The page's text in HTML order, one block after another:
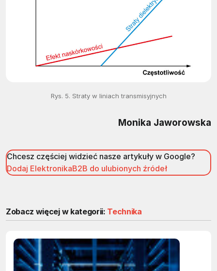
Rys. 5. Straty w liniach transmisyjnych
Monika Jaworowska
Chcesz częściej widzieć nasze artykuły w Google?
Dodaj ElektronikaB2B do ulubionych źródeł
Zobacz więcej w kategorii: Technika